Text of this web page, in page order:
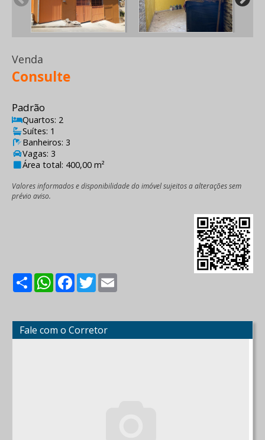
Venda
Consulte
Padrão
Quartos: 2
Suítes: 1
Banheiros: 3
Vagas: 3
Área total: 400,00 m²
Valores informados e disponibilidade do imóvel sujeitos a alterações sem
prévio aviso.
ShareWhatsApp
Facebook
Twitter
Fale com o Corretor